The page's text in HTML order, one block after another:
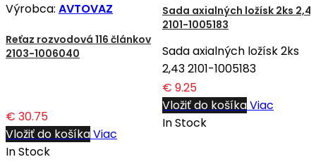
Výrobca: AVTOVAZ
Reťaz rozvodová 116 článkov
2103-1006040
€ 30.75
Vložiť do košíkaViac
In Stock
Sada axialných ložísk 2ks
2101-1005183
Sada axialných ložísk 2ks
2,43 2101-1005183
€ 9.25
Vložiť do košíkaViac
In Stock